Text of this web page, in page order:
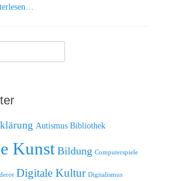
Autismus Bibliothek
Kunst Bildung Computerspiele
Digitale Kultur Digitalismus